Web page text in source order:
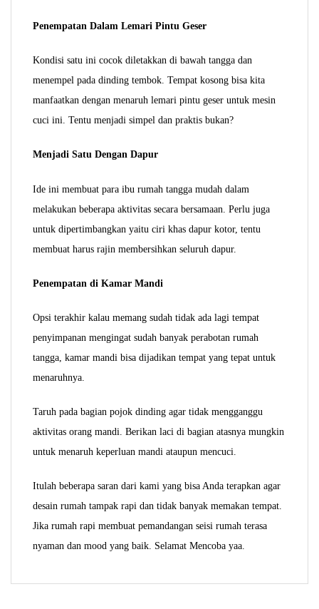
Penempatan Dalam Lemari Pintu Geser
Kondisi satu ini cocok diletakkan di bawah tangga dan
menempel pada dinding tembok. Tempat kosong bisa kita
manfaatkan dengan menaruh lemari pintu geser untuk mesin
cuci ini. Tentu menjadi simpel dan praktis bukan?
Menjadi Satu Dengan Dapur
Ide ini membuat para ibu rumah tangga mudah dalam
melakukan beberapa aktivitas secara bersamaan. Perlu juga
untuk dipertimbangkan yaitu ciri khas dapur kotor, tentu
membuat harus rajin membersihkan seluruh dapur.
Penempatan di Kamar Mandi
Opsi terakhir kalau memang sudah tidak ada lagi tempat
penyimpanan mengingat sudah banyak perabotan rumah
tangga, kamar mandi bisa dijadikan tempat yang tepat untuk
menaruhnya.
Taruh pada bagian pojok dinding agar tidak mengganggu
aktivitas orang mandi. Berikan laci di bagian atasnya mungkin
untuk menaruh keperluan mandi ataupun mencuci.
Itulah beberapa saran dari kami yang bisa Anda terapkan agar
desain rumah tampak rapi dan tidak banyak memakan tempat.
Jika rumah rapi membuat pemandangan seisi rumah terasa
nyaman dan mood yang baik. Selamat Mencoba yaa.